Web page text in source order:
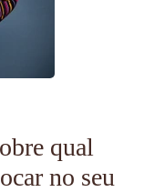
qual
no seu